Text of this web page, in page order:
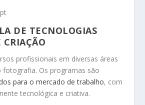
DE TECNOLOGIAS
CRIAÇÃO
profissionais em diversas áreas
fotografia. Os programas são
para o mercado de trabalho, com
tecnológica e criativa.